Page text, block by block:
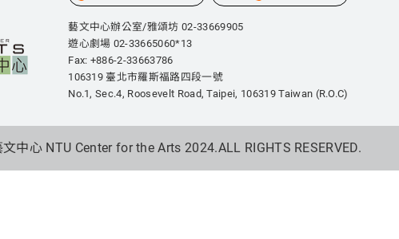
藝文中心辦公室/雅頌坊 02-33669905
遊心劇場 02-33665060*13
Fax: +886-2-33663786
106319 臺北市羅斯福路四段一號
No.1, Sec.4, Roosevelt Road, Taipei, 106319 Taiwan (R.O.C)
文中心 NTU Center for the Arts 2024.ALL RIGHTS RESERVED.